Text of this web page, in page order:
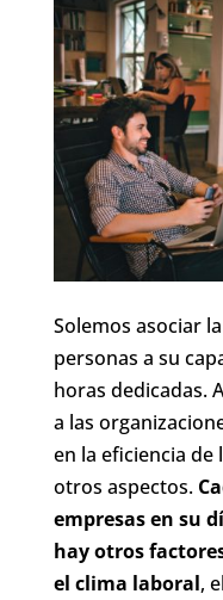
Solemos asociar
personas a su
horas dedicadas.
a las
en la eficiencia de
otros aspectos.
empresas en su
hay otros
el clima laboral, el